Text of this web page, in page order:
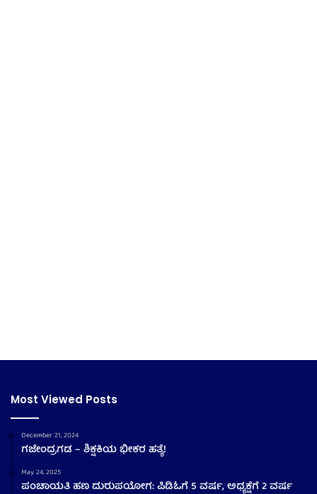
Most Viewed Posts
December 21, 2024
ಗಜೇಂದ್ರಗಡ – ಶಿಕ್ಷಕಿಯ ಭೀಕರ ಹತ್ಯೆ!
May 24, 2025
ಪಂಚಾಯತಿ ಹಣ ದುರುಪಯೋಗ: ಪಿಡಿಓಗೆ 5 ವರ್ಷ, ಅಧ್ಯಕ್ಷೆಗೆ 2 ವರ್ಷ